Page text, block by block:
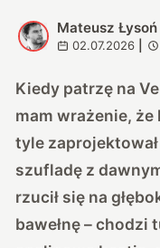
M
Mateusz Łysoń
02.07.2026
Kiedy patrzę na
mam wrażenie,
tyle
szufladę z
rzucił się na
bawełnę – chodzi